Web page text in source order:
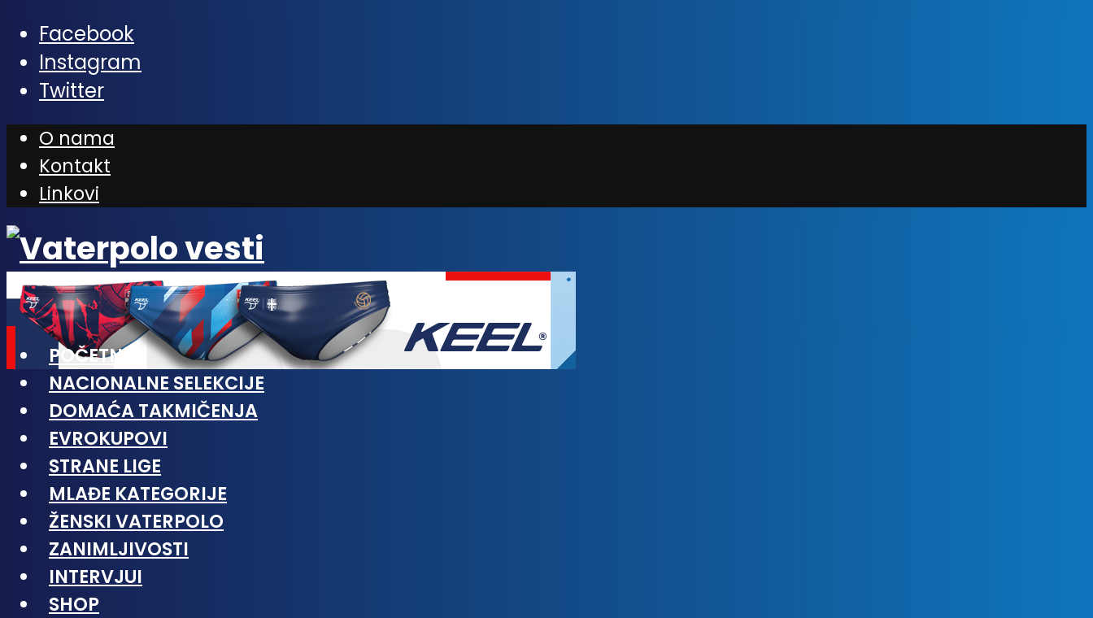
Facebook
Instagram
Twitter
O nama
Kontakt
Linkovi
POČETNA
NACIONALNE SELEKCIJE
DOMAĆA TAKMIČENJA
EVROKUPOVI
STRANE LIGE
MLAĐE KATEGORIJE
ŽENSKI VATERPOLO
ZANIMLJIVOSTI
INTERVJUI
SHOP